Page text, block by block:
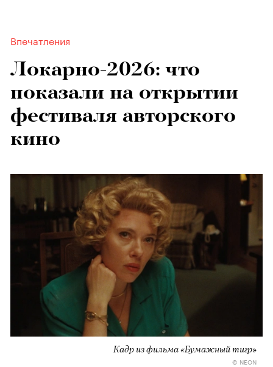
Впечатления
Локарно-2026: что
показали на открытии
фестиваля авторского
кино
Кадр из фильма «Бумажный тигр»
© NEON